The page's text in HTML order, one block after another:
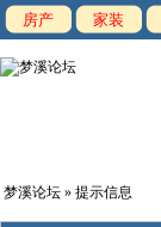
房产 家装
梦溪论坛 » 提示信息